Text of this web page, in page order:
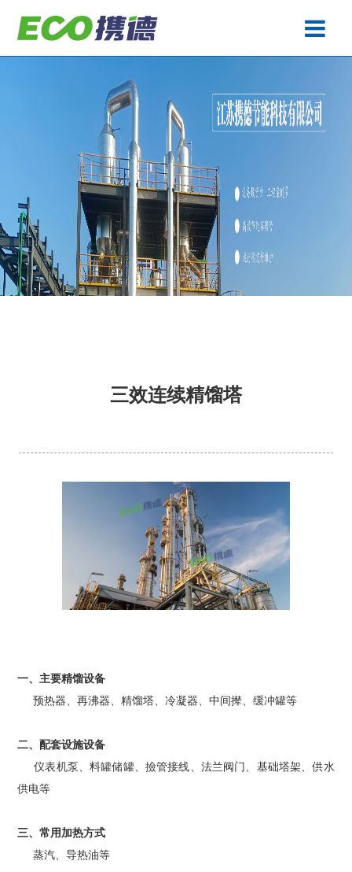
关于携德
技术专题
联系携德
三效连续精馏塔
一、主要精馏设备
预热器、再沸器、精馏塔、冷凝器、中间撵、缓冲罐等
二、配套设施设备
仪表机泵、料罐储罐、撿管接线、法兰阀门、基础塔架、供水
供电等
三、常用加热方式
蒸汽、导热油等